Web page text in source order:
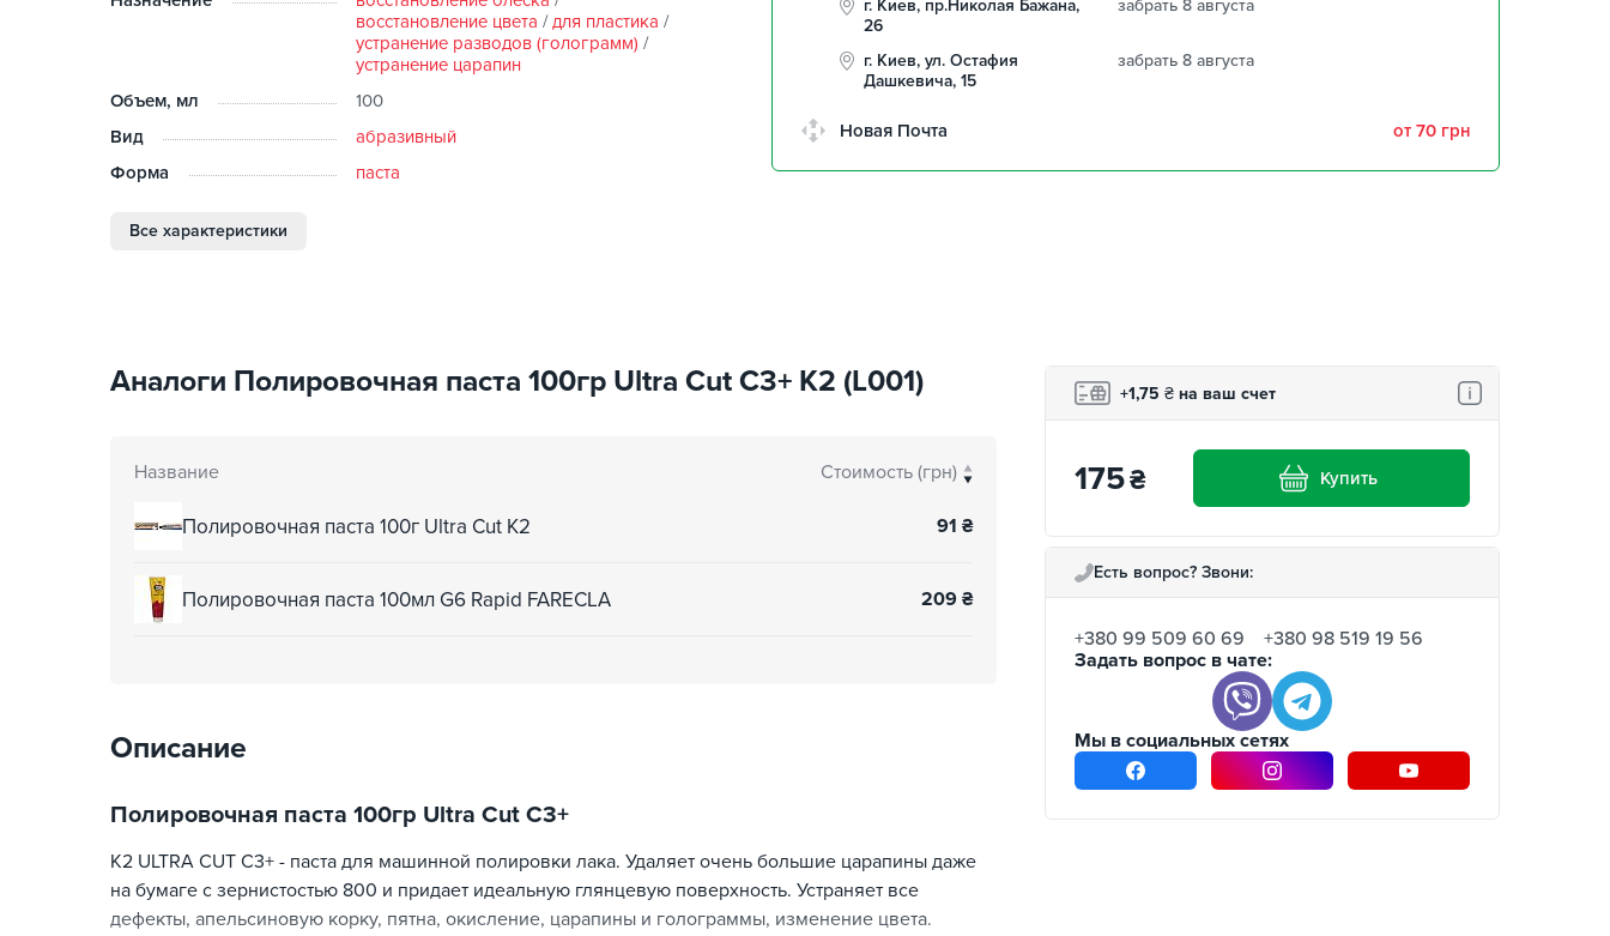
восстановление цвета /для пластика /
устранение разводов (голограмм) /
устранение царапин
Объем, мл
100
Вид
абразивный
Форма
паста
Все характеристики
г. Киев, пр.Николая Бажана,
26
забрать 8 августа
г. Киев, ул. Остафия
Дашкевича, 15
забрать 8 августа
Новая Почта от 70 грн
Аналоги Полировочная паста 100гр Ultra Cut С3+ K2 (L001)
Название Стоимость (грн)
Полировочная паста 100г Ultra Cut K2 91 ₴
Полировочная паста 100мл G6 Rapid FARECLA 209 ₴
Описание
Полировочная паста 100гр Ultra Cut С3+
K2 ULTRA CUT C3+ - паста для машинной полировки лака. Удаляет очень большие царапины даже
на бумаге с зернистостью 800 и придает идеальную глянцевую поверхность. Устраняет все
дефекты, апельсиновую корку, пятна, окисление, царапины и голограммы, изменение цвета.
+1,75 ₴ на ваш счет
175₴ Купить
Есть вопрос? Звони:
+380 99 509 60 69
+380 98 519 19 56
Задать вопрос в чате:
Мы в социальных сетях